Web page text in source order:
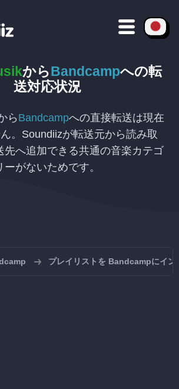
からBandcampへの転
送対応状況
ら Bandcampへの直接転送は現在
。Soundiizが転送元から読み取
先へ追加できる共通の音楽カテゴ
ーがないためです。
プレイリストを Bandcampにイン